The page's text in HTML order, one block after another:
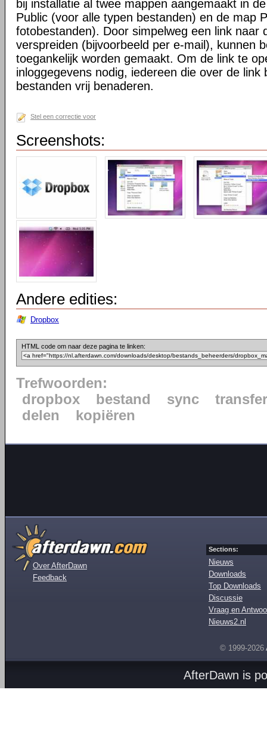
bij installatie al twee mappen aangemaakt in
Public (voor alle typen bestanden) en de map
fotobestanden). Door simpelweg een link naar
verspreiden (bijvoorbeeld per e-mail), kunnen
toegankelijk worden gemaakt. Om de link te
inloggegevens nodig, iedereen die over de link
bestanden vrij benaderen.
Stel een correctie voor
Screenshots:
Andere edities:
Dropbox
HTML code om naar deze pagina te linken:
Trefwoorden:
dropbox
bestand sync
transfer
delen
kopiëren
Over AfterDawn
Feedback
Sections:
Nieuws
Downloads
Top Downloads
Discussie
Vraag en
Nieuws2.nl
© 1999-2026
AfterDawn is